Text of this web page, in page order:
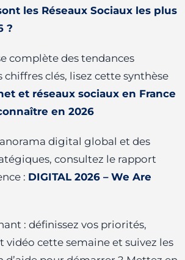
les Réseaux Sociaux les plus
?
complète des tendances
chiffres clés, lisez cette synthèse
et réseaux sociaux en France
en 2026
digital global et des
consultez le rapport
: DIGITAL 2026 – We Are
: définissez vos priorités,
vidéo cette semaine et suivez les